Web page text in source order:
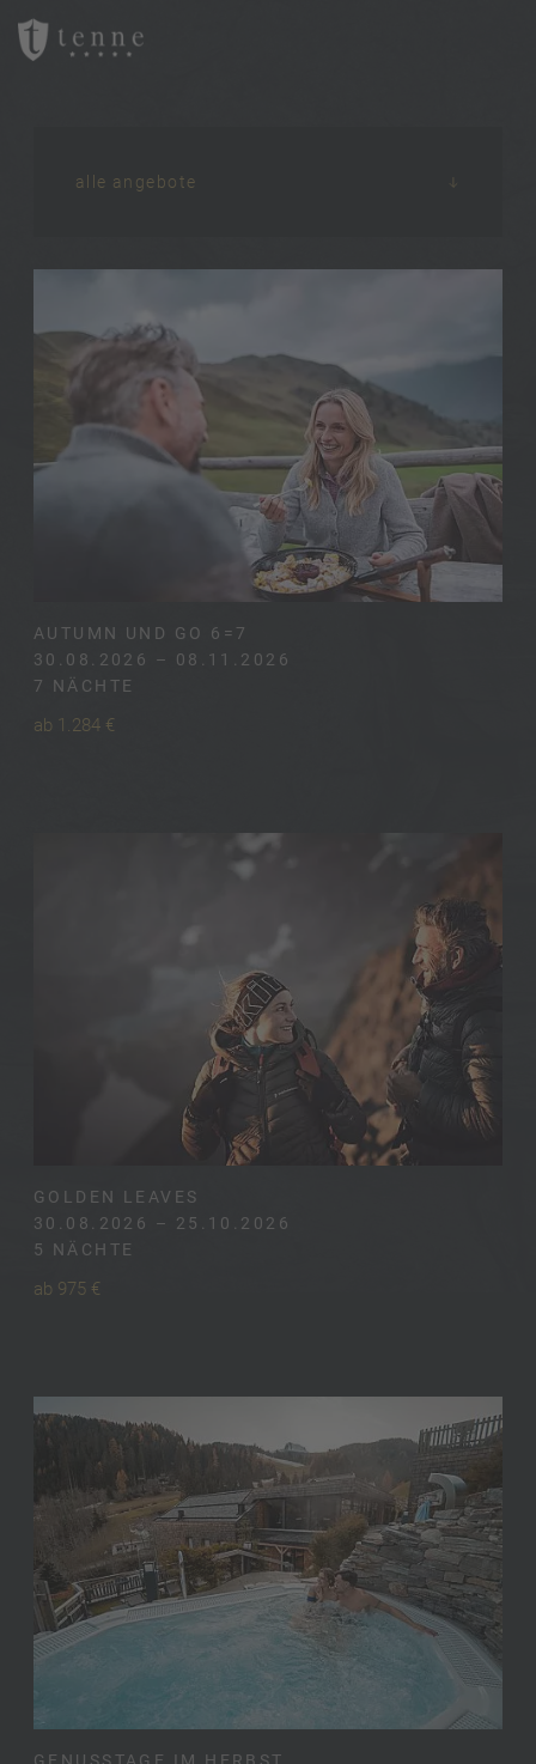
alle angebote
AUTUMN UND GO 6=7
30.08.2026 – 08.11.2026
7 NÄCHTE
ab 1.284 €
GOLDEN LEAVES
30.08.2026 – 25.10.2026
5 NÄCHTE
ab 975 €